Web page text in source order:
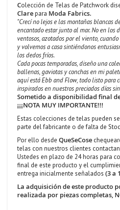
Colección de Telas de Patchwork
Clarepara Moda Fabrics.
"Crecí no lejos e las montañas blancas
encantado estar junto al mar. No en los
ventosos, azotados por el viento,
y volvemos a casa sintiéndonos
los dedos fríos.
Cada pocas temporadas, diseño una
ballenas, gaviotas y conchas en mi
aquí está Ebb and Flow, todo listo para
inspirados en nuestros preciados días
Sometido a disponibilidad final
¡¡¡NOTA MUY IMPORTANTE!!!
Estas colecciones de telas pueden
parte del fabricante o de falta de
Por ello desde QueSeCose
telas con nuestros clientes
Ustedes en plazo de 24 horas para
final de este producto y el
entrega inicialmente señalados (3 a
La adquisición de este producto
realizada por piezas completas,